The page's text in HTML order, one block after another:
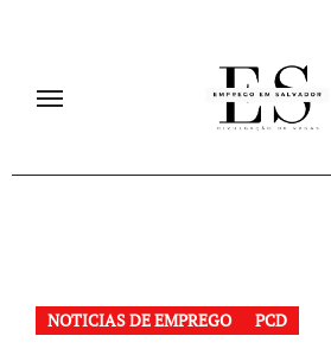
NOTICIAS DE EMPREGO PCD